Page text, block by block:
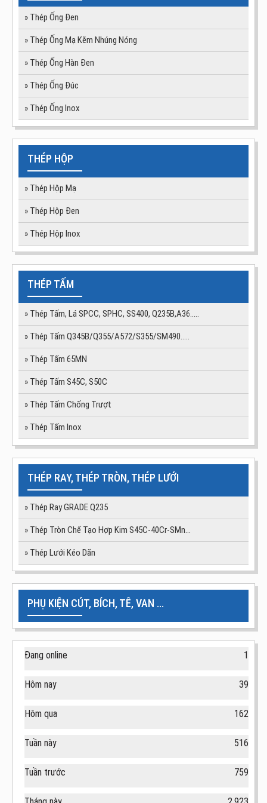
Thép tấm 16Mn 60x2000x6000mm
» Thép Ống Đen
» Thép Ống Mạ Kẽm Nhúng Nóng
» Thép Ống Hàn Đen
» Thép Ống Đúc
» Thép Ống Inox
THÉP HỘP
» Thép Hộp Mạ
» Thép Hộp Đen
» Thép Hộp Inox
THÉP TẤM
» Thép Tấm, Lá SPCC, SPHC, SS400, Q235B,A36…..
» Thép Tấm Q345B/Q355/A572/S355/SM490.....
» Thép Tấm 65MN
» Thép Tấm S45C, S50C
» Thép Tấm Chống Trượt
» Thép Tấm Inox
THÉP RAY, THÉP TRÒN, THÉP LƯỚI
» Thép Ray GRADE Q235
» Thép Tròn Chế Tạo Hợp Kim S45C-40Cr-SMn...
» Thép Lưới Kéo Dãn
PHỤ KIỆN CÚT, BÍCH, TÊ, VAN ...
Đang online 1
Hôm nay 39
Hôm qua 162
Tuần này 516
Tuần trước 759